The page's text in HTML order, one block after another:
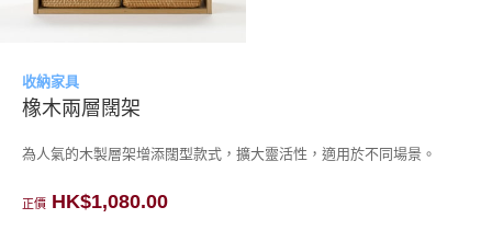
收納家具
橡木兩層闊架
為人氣的木製層架增添闊型款式，擴大靈活性，適用於不同場景。
正價 HK$1,080.00